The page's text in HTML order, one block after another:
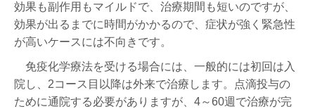
効果も副作用もマイルドで、治療期間も短いのですが、
効果が出るまでに時間がかかるので、症状が強く緊急性
が高いケースには不向きです。
免疫化学療法を受ける場合には、一般的には初回は入
院し、2コース目以降は外来で治療します。点滴投与の
ために通院する必要がありますが、4～60週で治療が完